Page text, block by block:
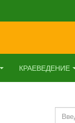
КРАЕВЕДЕНИЕ